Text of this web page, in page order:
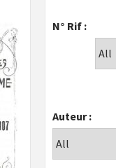
N° Rif :
Auteur :